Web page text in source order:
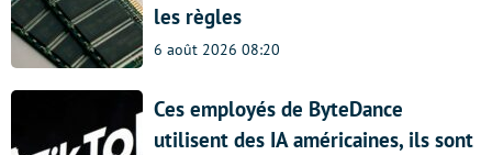
les règles
6 août 2026 08:20
Ces employés de ByteDance
utilisent des IA américaines, ils sont